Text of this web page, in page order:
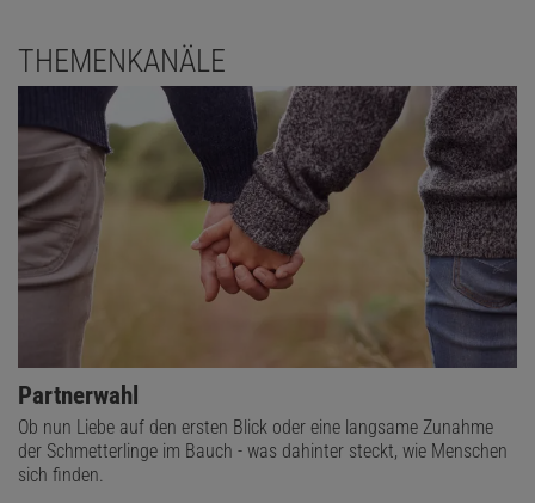
THEMENKANÄLE
Partnerwahl
Ob nun Liebe auf den ersten Blick oder eine langsame Zunahme
der Schmetterlinge im Bauch - was dahinter steckt, wie Menschen
sich finden.